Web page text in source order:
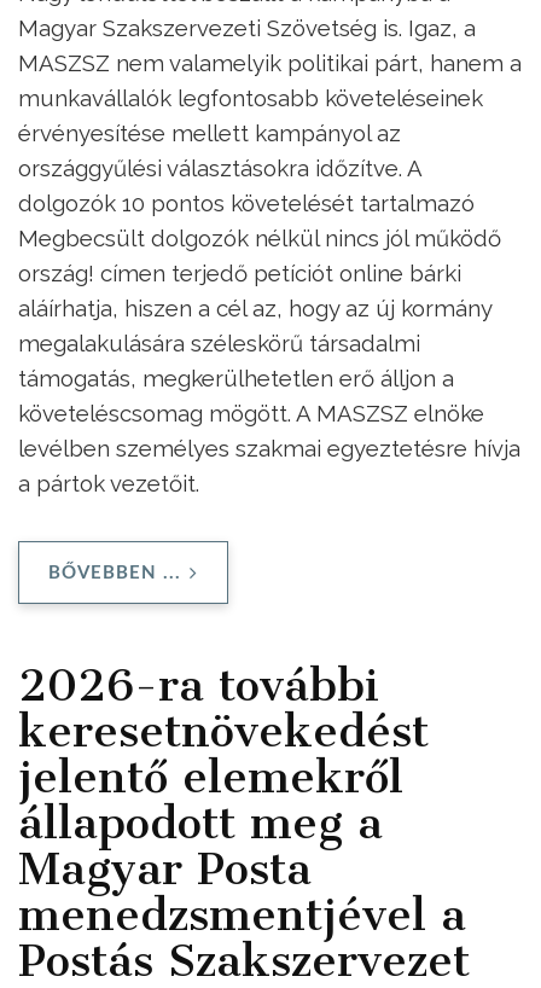
Magyar Szakszervezeti Szövetség is. Igaz, a
MASZSZ nem valamelyik politikai párt, hanem a
munkavállalók legfontosabb követeléseinek
érvényesítése mellett kampányol az
országgyűlési választásokra időzítve. A
dolgozók 10 pontos követelését tartalmazó
Megbecsült dolgozók nélkül nincs jól működő
ország! címen terjedő petíciót online bárki
aláírhatja, hiszen a cél az, hogy az új kormány
megalakulására széleskörű társadalmi
támogatás, megkerülhetetlen erő álljon a
követeléscsomag mögött. A MASZSZ elnöke
levélben személyes szakmai egyeztetésre hívja
a pártok vezetőit.
BŐVEBBEN ...
2026-ra további
keresetnövekedést
jelentő elemekről
állapodott meg a
Magyar Posta
menedzsmentjével a
Postás Szakszervezet